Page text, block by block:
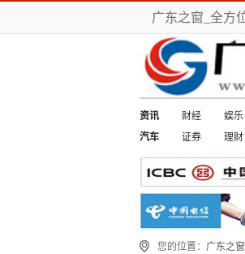
广东之窗_全方
资讯 财经 娱乐
汽车
证券 理财
您的位置： 广东之